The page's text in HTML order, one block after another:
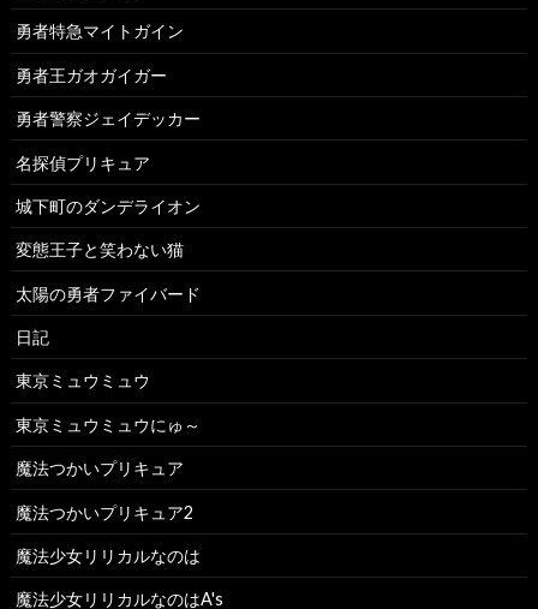
勇者特急マイトガイン
勇者王ガオガイガー
勇者警察ジェイデッカー
名探偵プリキュア
城下町のダンデライオン
変態王子と笑わない猫
太陽の勇者ファイバード
日記
東京ミュウミュウ
東京ミュウミュウにゅ～
魔法つかいプリキュア
魔法つかいプリキュア2
魔法少女リリカルなのは
魔法少女リリカルなのはA's